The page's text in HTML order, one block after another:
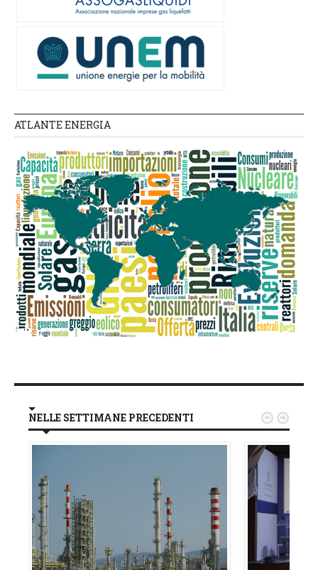
ATLANTE ENERGIA
NELLE SETTIMANE PRECEDENTI  